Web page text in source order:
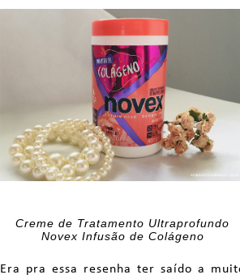
Creme de Tratamento Ultraprofundo
Novex Infusão de Colágeno
Era pra essa resenha ter saído a